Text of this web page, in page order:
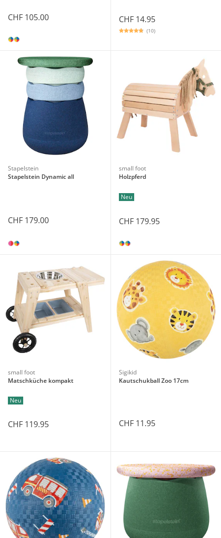
CHF 105.00 CHF 14.95
(10)
Stapelstein
Stapelstein Dynamic all
CHF 179.00
small foot
Holzpferd
Neu
CHF 179.95
small foot
Matschküche kompakt
Neu
CHF 119.95
Sigikid
Kautschukball Zoo 17cm
CHF 11.95